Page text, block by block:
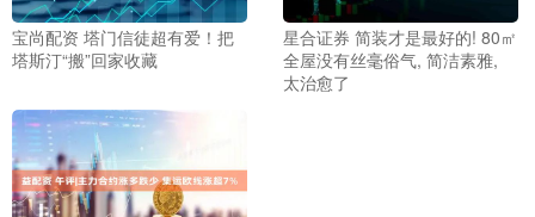
宝尚配资 塔门信徒超有爱！把
塔斯汀“搬”回家收藏
星合证券 简装才是最好的! 80㎡
全屋没有丝毫俗气, 简洁素雅,
太治愈了